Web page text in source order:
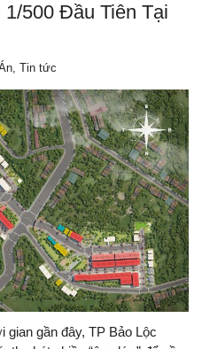
500 Đầu Tiên Tại
, Tin tức
gian gần đây, TP Bảo Lộc